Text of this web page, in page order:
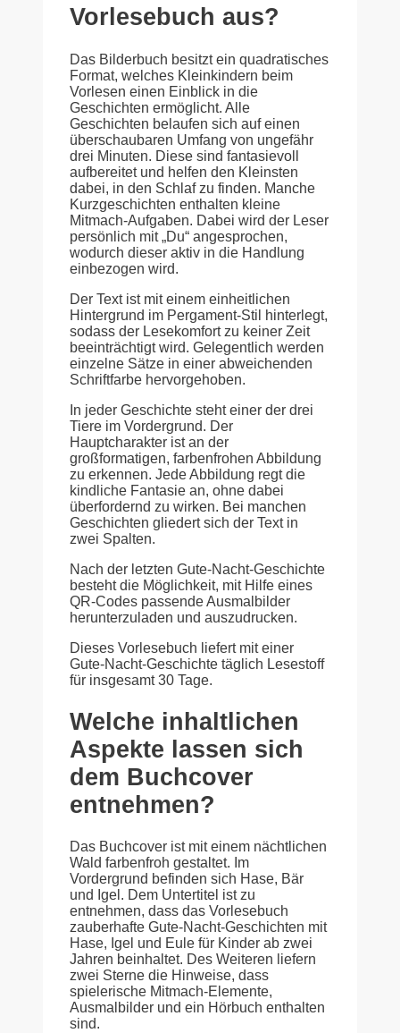
Vorlesebuch aus?
Das Bilderbuch besitzt ein quadratisches
Format, welches Kleinkindern beim
Vorlesen einen Einblick in die
Geschichten ermöglicht. Alle
Geschichten belaufen sich auf einen
überschaubaren Umfang von ungefähr
drei Minuten. Diese sind fantasievoll
aufbereitet und helfen den Kleinsten
dabei, in den Schlaf zu finden. Manche
Kurzgeschichten enthalten kleine
Mitmach-Aufgaben. Dabei wird der Leser
persönlich mit „Du“ angesprochen,
wodurch dieser aktiv in die Handlung
einbezogen wird.
Der Text ist mit einem einheitlichen
Hintergrund im Pergament-Stil hinterlegt,
sodass der Lesekomfort zu keiner Zeit
beeinträchtigt wird. Gelegentlich werden
einzelne Sätze in einer abweichenden
Schriftfarbe hervorgehoben.
In jeder Geschichte steht einer der drei
Tiere im Vordergrund. Der
Hauptcharakter ist an der
großformatigen, farbenfrohen Abbildung
zu erkennen. Jede Abbildung regt die
kindliche Fantasie an, ohne dabei
überfordernd zu wirken. Bei manchen
Geschichten gliedert sich der Text in
zwei Spalten.
Nach der letzten Gute-Nacht-Geschichte
besteht die Möglichkeit, mit Hilfe eines
QR-Codes passende Ausmalbilder
herunterzuladen und auszudrucken.
Dieses Vorlesebuch liefert mit einer
Gute-Nacht-Geschichte täglich Lesestoff
für insgesamt 30 Tage.
Welche inhaltlichen
Aspekte lassen sich
dem Buchcover
entnehmen?
Das Buchcover ist mit einem nächtlichen
Wald farbenfroh gestaltet. Im
Vordergrund befinden sich Hase, Bär
und Igel. Dem Untertitel ist zu
entnehmen, dass das Vorlesebuch
zauberhafte Gute-Nacht-Geschichten mit
Hase, Igel und Eule für Kinder ab zwei
Jahren beinhaltet. Des Weiteren liefern
zwei Sterne die Hinweise, dass
spielerische Mitmach-Elemente,
Ausmalbilder und ein Hörbuch enthalten
sind.